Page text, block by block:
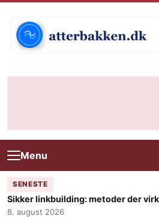
Menu
SENESTE
Sikker linkbuilding: metoder der
8. august 2026